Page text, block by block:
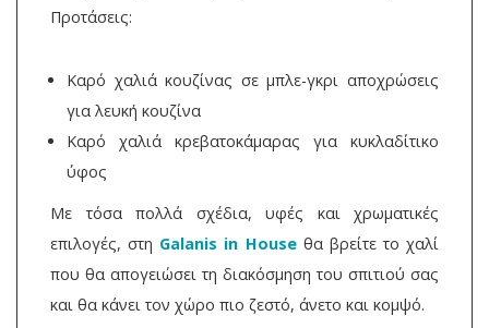
Προτάσεις:
Καρό χαλιά κουζίνας σε μπλε-γκρι αποχρώσεις
για λευκή κουζίνα
Καρό χαλιά κρεβατοκάμαρας για κυκλαδίτικο
ύφος
Με τόσα πολλά σχέδια, υφές και χρωματικές
επιλογές, στη Galanis in Houseθα βρείτε το χαλί
που θα απογειώσει τη διακόσμηση του σπιτιού σας
και θα κάνει τον χώρο πιο ζεστό, άνετο και κομψό.